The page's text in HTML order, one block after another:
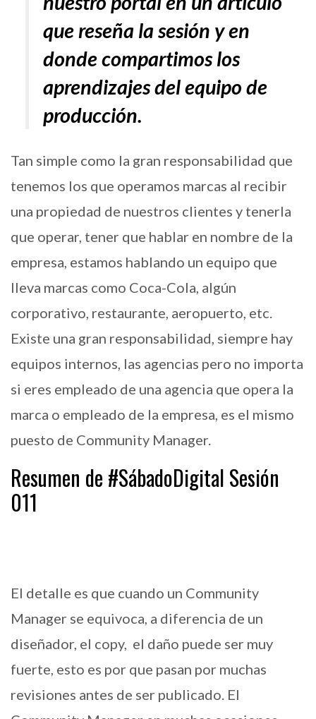
que reseña la sesión y en
donde compartimos los
aprendizajes del equipo de
producción.
Tan simple como la gran responsabilidad que
tenemos los que operamos marcas al recibir
una propiedad de nuestros clientes y tenerla
que operar, tener que hablar en nombre de la
empresa, estamos hablando un equipo que
lleva marcas como Coca-Cola, algún
corporativo, restaurante, aeropuerto, etc.
Existe una gran responsabilidad, siempre hay
equipos internos, las agencias pero no importa
si eres empleado de una agencia que opera la
marca o empleado de la empresa, es el mismo
puesto de Community Manager.
Resumen de #SábadoDigital Sesión
011
El detalle es que cuando un Community
Manager se equivoca, a diferencia de un
diseñador, el copy, el daño puede ser muy
fuerte, esto es por que pasan por muchas
revisiones antes de ser publicado. El